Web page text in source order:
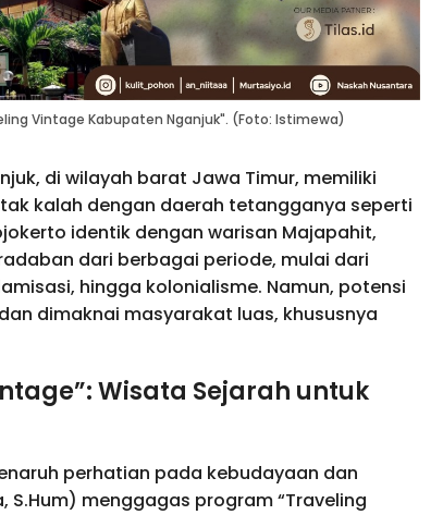
Vintage Kabupaten Nganjuk". (Foto: Istimewa)
di wilayah barat Jawa Timur, memiliki
kalah dengan daerah tetangganya seperti
identik dengan warisan Majapahit,
dari berbagai periode, mulai dari
hingga kolonialisme. Namun, potensi
dimaknai masyarakat luas, khususnya
Wisata Sejarah untuk
perhatian pada kebudayaan dan
S.Hum) menggagas program “Traveling